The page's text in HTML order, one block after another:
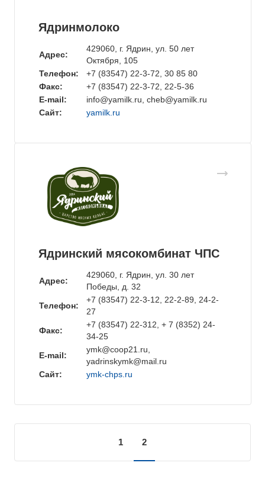
Ядринмолоко
Адрес:
429060, г. Ядрин, ул. 50 лет
Oктября, 105
Телефон:
+7 (83547) 22-3-72, 30 85 80
Факс:
+7 (83547) 22-3-72, 22-5-36
E-mail:
info@yamilk.ru, cheb@yamilk.ru
Сайт:
yamilk.ru
Ядринский мясокомбинат ЧПС
Адрес:
429060, г. Ядрин, ул. 30 лет
Победы, д. 32
Телефон:
+7 (83547) 22-3-12, 22-2-89, 24-2-
27
Факс:
+7 (83547) 22-312, + 7 (8352) 24-
34-25
E-mail:
ymk@coop21.ru,
yadrinskymk@mail.ru
Сайт:
ymk-chps.ru
1 2